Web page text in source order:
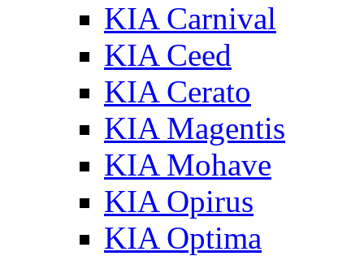
KIA Carnival
KIA Ceed
KIA Cerato
KIA Magentis
KIA Mohave
KIA Opirus
KIA Optima